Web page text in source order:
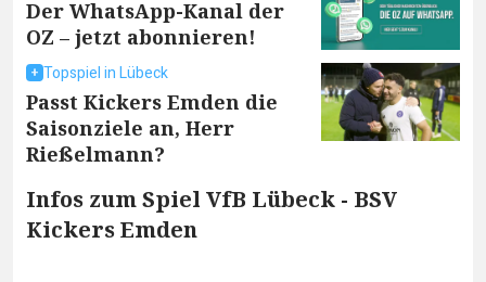
Der WhatsApp-Kanal der
OZ – jetzt abonnieren!
Topspiel in Lübeck
Passt Kickers Emden die
Saisonziele an, Herr
Rießelmann?
Infos zum Spiel VfB Lübeck - BSV
Kickers Emden